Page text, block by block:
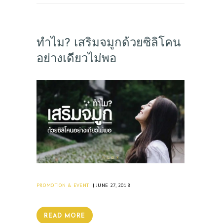
ทำไม? เสริมจมูกด้วยซิลิโคน
อย่างเดียวไม่พอ
PROMOTION & EVENT JUNE 27, 2018
READ MORE